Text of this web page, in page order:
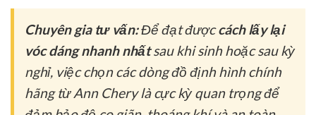
Chuyên gia tư vấn:Để đạt đượccách lấy lại
vóc dáng nhanh nhấtsau khi sinh hoặc sau kỳ
nghỉ, việc chọn các dòng đồ định hình chính
hãng từ Ann Chery là cực kỳ quan trọng để